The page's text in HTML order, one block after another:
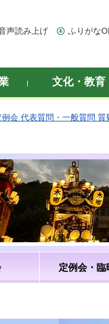
声読み上げ ふりがな
文化・教育
会 代表質問・一般質問 質
定例会・臨